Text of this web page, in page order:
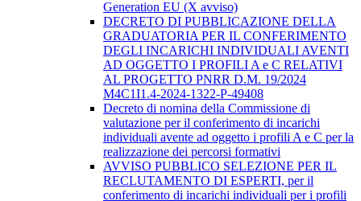
Generation EU (X avviso)
DECRETO DI PUBBLICAZIONE DELLA
GRADUATORIA PER IL CONFERIMENTO
DEGLI INCARICHI INDIVIDUALI AVENTI
AD OGGETTO I PROFILI A e C RELATIVI
AL PROGETTO PNRR D.M. 19/2024
M4C1I1.4-2024-1322-P-49408
Decreto di nomina della Commissione di
valutazione per il conferimento di incarichi
individuali avente ad oggetto i profili A e C per la
realizzazione dei percorsi formativi
AVVISO PUBBLICO SELEZIONE PER IL
RECLUTAMENTO DI ESPERTI, per il
conferimento di incarichi individuali per i profili